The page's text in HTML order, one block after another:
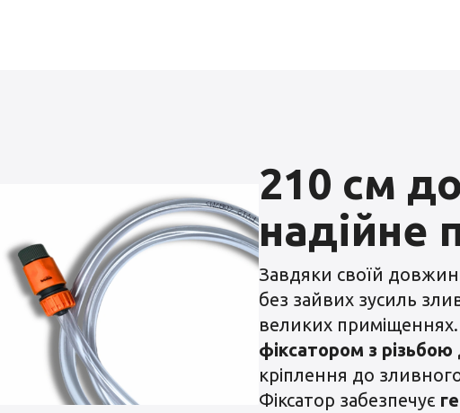
210 см
надійне
Завдяки своїй
без зайвих зусиль
великих
фіксатором з різьбою
кріплення до
Фіксатор забезпечує